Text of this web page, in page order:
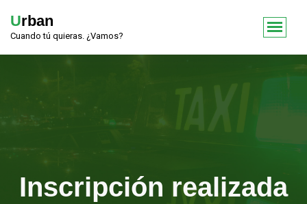
Urban
Cuando tú quieras. ¿Vamos?
Inscripción realizada